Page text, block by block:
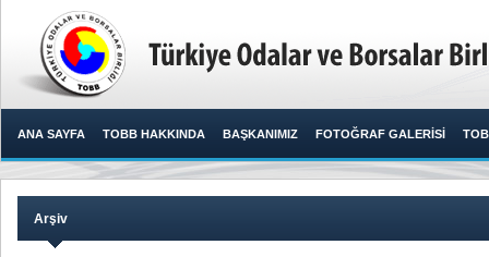
ANA SAYFA TOBB HAKKINDA BAŞKANIMIZ FOTOĞRAF GALERİSİ
Arşiv